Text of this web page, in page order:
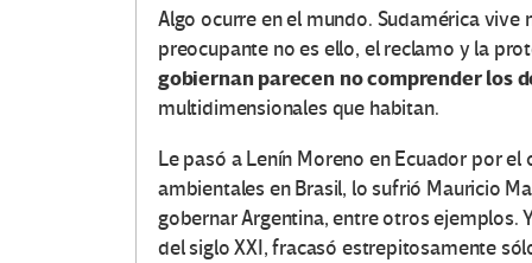
Algo ocurre en el mundo. Sudamérica
preocupante no es ello, el reclamo y la
gobiernan parecen no comprender los
multidimensionales que habitan.
Le pasó a Lenín Moreno en Ecuador por
ambientales en Brasil, lo sufrió Mauricio
gobernar Argentina, entre otros ejemplos.
del siglo XXI, fracasó estrepitosamente